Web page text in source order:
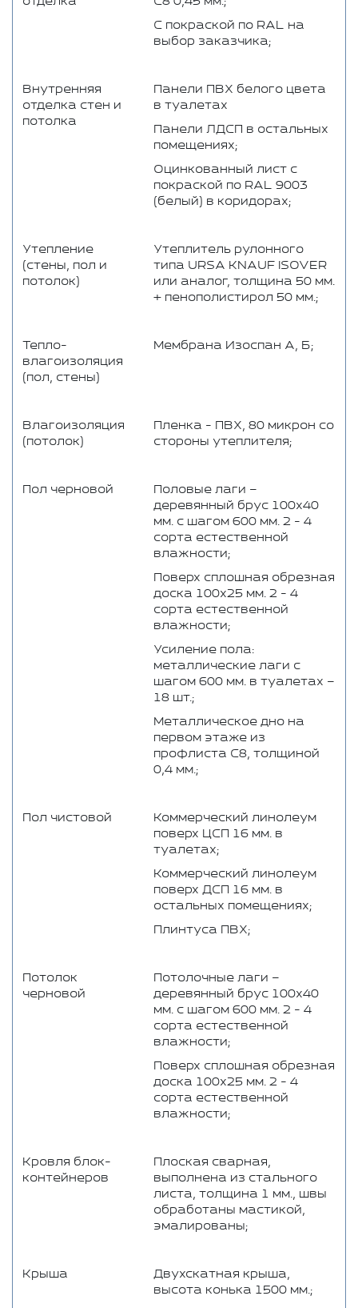
C покраской по RAL на
выбор заказчика;
Внутренняя
отделка стен и
потолка
Панели ПВХ белого цвета
в туалетах
Панели ЛДСП в остальных
помещениях;
Оцинкованный лист с
покраской по RAL 9003
(белый) в коридорах;
Утепление
(стены, пол и
потолок)
Утеплитель рулонного
типа URSA KNAUF ISOVER
или аналог, толщина 50 мм.
+ пенополистирол 50 мм.;
Тепло-
влагоизоляция
(пол, стены)
Мембрана Изоспан А, Б;
Влагоизоляция
(потолок)
Пленка - ПВХ, 80 микрон со
стороны утеплителя;
Пол черновой
Половые лаги –
деревянный брус 100x40
мм. с шагом 600 мм. 2 - 4
сорта естественной
влажности;
Поверх сплошная обрезная
доска 100x25 мм. 2 - 4
сорта естественной
влажности;
Усиление пола:
металлические лаги с
шагом 600 мм. в туалетах –
18 шт.;
Металлическое дно на
первом этаже из
профлиста С8, толщиной
0,4 мм.;
Пол чистовой
Коммерческий линолеум
поверх ЦСП 16 мм. в
туалетах;
Коммерческий линолеум
поверх ДСП 16 мм. в
остальных помещениях;
Плинтуса ПВХ;
Потолок
черновой
Потолочные лаги –
деревянный брус 100x40
мм. с шагом 600 мм. 2 - 4
сорта естественной
влажности;
Поверх сплошная обрезная
доска 100x25 мм. 2 - 4
сорта естественной
влажности;
Кровля блок-
контейнеров
Плоская сварная,
выполнена из стального
листа, толщина 1 мм., швы
обработаны мастикой,
эмалированы;
Крыша
Двухскатная крыша,
высота конька 1500 мм.;